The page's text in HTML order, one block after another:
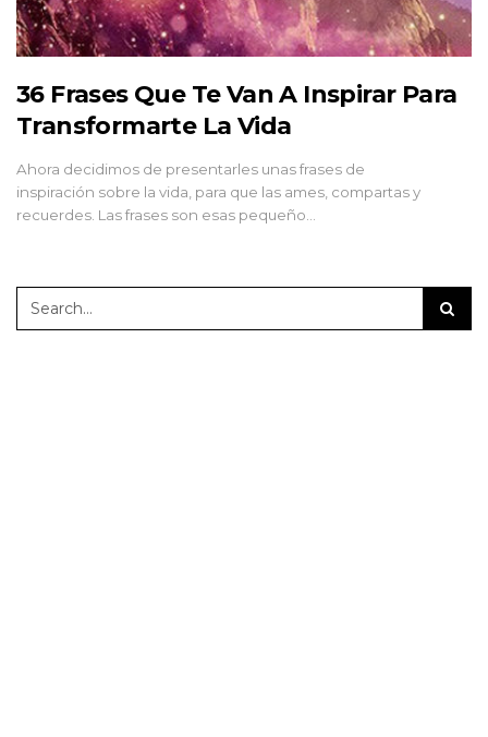
36 Frases Que Te Van A Inspirar Para
Transformarte La Vida
Ahora decidimos de presentarles unas frases de
inspiración sobre la vida, para que las ames, compartas y
recuerdes. Las frases son esas pequeño…